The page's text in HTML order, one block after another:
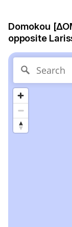
Domokou
opposite